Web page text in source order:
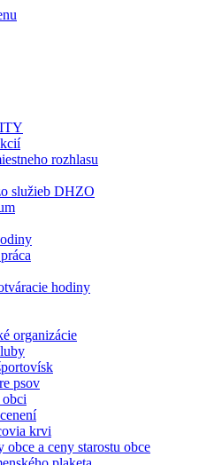
rozhlasu
služieb DHZO
hodiny
organizácie
psov
krvi
obce a ceny starostu obce